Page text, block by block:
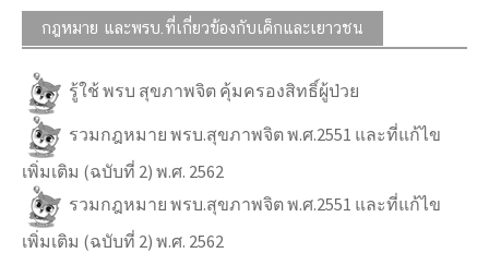
กฎหมาย และพรบ.ที่เกี่ยวข้องกับเด็กและเยาวชน
รู้ใช้ พรบ สุขภาพจิต คุ้มครองสิทธิ์ผู้ป่วย
รวมกฎหมาย พรบ.สุขภาพจิต พ.ศ.2551 และที่แก้ไข
เพิ่มเติม (ฉบับที่ 2) พ.ศ. 2562
รวมกฎหมาย พรบ.สุขภาพจิต พ.ศ.2551 และที่แก้ไข
เพิ่มเติม (ฉบับที่ 2) พ.ศ. 2562